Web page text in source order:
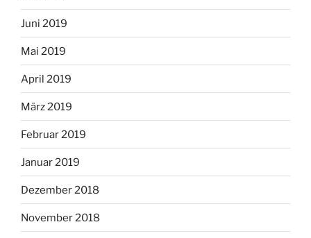
Juni 2019
Mai 2019
April 2019
März 2019
Februar 2019
Januar 2019
Dezember 2018
November 2018